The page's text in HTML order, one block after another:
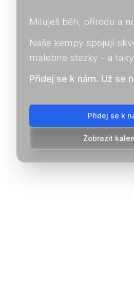
Miluješ běh, přírodu a
Naše kempy spojují
malebné stezky – a
Přidej se k nám. Už se
Přidej se k
Zobrazit